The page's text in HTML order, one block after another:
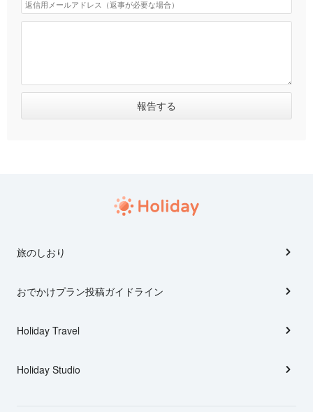
旅のしおり
おでかけプラン投稿ガイドライン
Holiday Travel
Holiday Studio